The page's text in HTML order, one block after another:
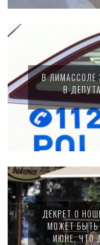
В ЛИМАССОЛЕ
В
ДЕКРЕТ О
МОЖЕТ БЫТЬ
ИЮНЕ. ЧТО